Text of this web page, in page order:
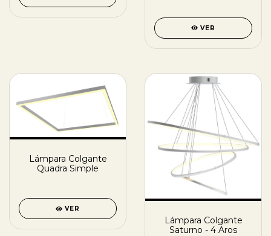
VER
Lámpara Colgante
Quadra Simple
VER
Lámpara Colgante
Saturno - 4 Aros